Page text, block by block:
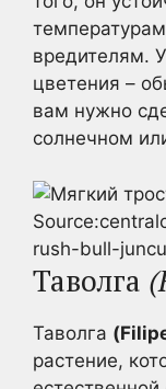
вредителям.
цветения –
вам нужно
солнечном
rush-bull-
Таволга
Таволга
растение,